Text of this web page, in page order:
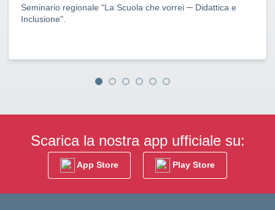
Seminario regionale “La Scuola che vorrei ─ Didattica e
Inclusione".
Scarica la nostra app ufficiale su:
App Store Play Store